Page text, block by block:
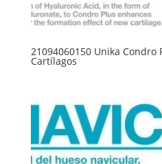
21094060150 Unika
Cartílagos